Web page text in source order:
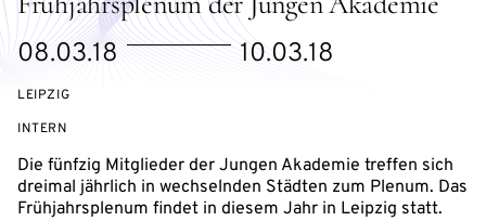
eventBeginsOn
08.03.18
eventEndsOn 10.03.18
LEIPZIG
VERANSTALTUNGSZUGANG:
INTERN
Die fünfzig Mitglieder der Jungen Akademie treffen sich
dreimal jährlich in wechselnden Städten zum Plenum. Das
Frühjahrsplenum findet in diesem Jahr in Leipzig statt.